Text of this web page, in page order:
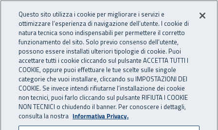
INAIL - Istituto Nazionale
Apri cerca
Navigazione principale
Navigazione - Ti trovi in:
Home Inail comunica Eventi
dal 08 al 11 novembre 2022
Questo sito utilizza i cookie per migliorare i servizi e
ottimizzare l’esperienza di navigazione dell’utente. I cookie di
natura tecnica sono indispensabili per permettere il corretto
funzionamento del sito. Solo previo consenso dell’utente,
possono essere installati ulteriori tipologie di cookie. Puoi
accettare tutti i cookie cliccando sul pulsante ACCETTA TUTTI I
COOKIE, oppure puoi effettuare le tue scelte sulle singole
categorie che vuoi installare, cliccando su IMPOSTAZIONI DEI
COOKIE. Se invece intendi rifiutarne l’installazione dei cookie
non tecnici, puoi farlo cliccando sul pulsante RIFIUTA I COOKIE
NON TECNICI o chiudendo il banner. Per conoscere i dettagli,
consulta la nostra Informativa Privacy.